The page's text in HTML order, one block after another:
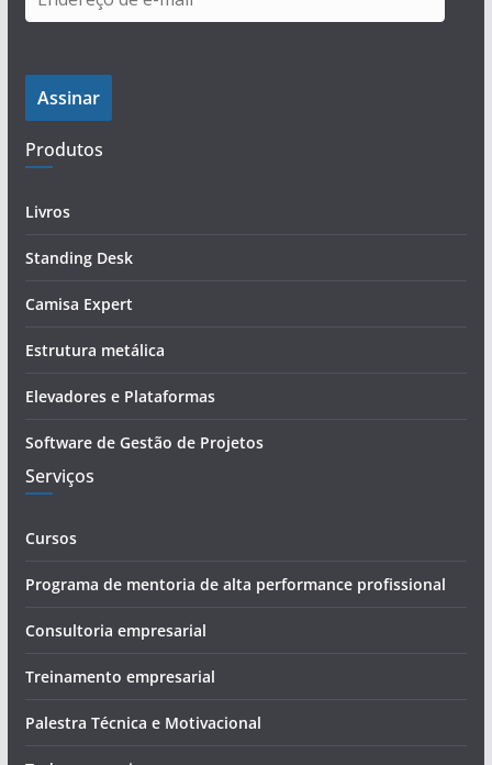
n
e
e
ç
d
e
a
l
Assinar
Produtos
Livros
Standing Desk
Camisa Expert
Estrutura metálica
Elevadores e Plataformas
Software de Gestão de Projetos
Serviços
Cursos
Programa de mentoria de alta performance profissional
Consultoria empresarial
Treinamento empresarial
Palestra Técnica e Motivacional